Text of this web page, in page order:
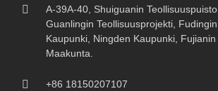
A-39A-40, Shuiguanin Teollisuuspuisto,
Guanlingin Teollisuusprojekti, Fudingin
Kaupunki, Ningden Kaupunki, Fujianin
Maakunta.
+86 18150207107